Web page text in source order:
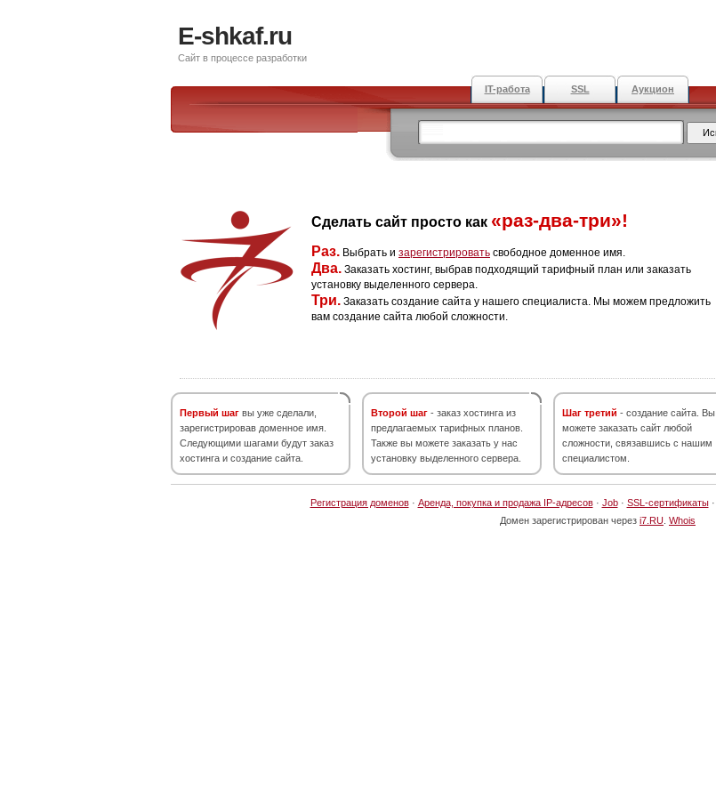
E-shkaf.ru
Сайт в процессе разработки
IT-работа SSL Аукцион
Сделать сайт просто как «раз-два-три»!
Раз. Выбрать и зарегистрировать свободное доменное имя.
Два. Заказать хостинг, выбрав подходящий тарифный план или заказать
установку выделенного сервера.
Три. Заказать создание сайта у нашего специалиста. Мы можем предложить
вам создание сайта любой сложности.
Первый шаг вы уже сделали,
зарегистрировав доменное имя.
Следующими шагами будут заказ
хостинга и создание сайта.
Второй шаг - заказ хостинга из
предлагаемых тарифных планов.
Также вы можете заказать у нас
установку выделенного сервера.
Шаг третий - создание сайта. Вы
можете заказать сайт любой
сложности, связавшись с нашим
специалистом.
Регистрация доменов· Аренда, покупка и продажа IP-адресов· Job· SSL-сертификаты·
Домен зарегистрирован через i7.RU Whois